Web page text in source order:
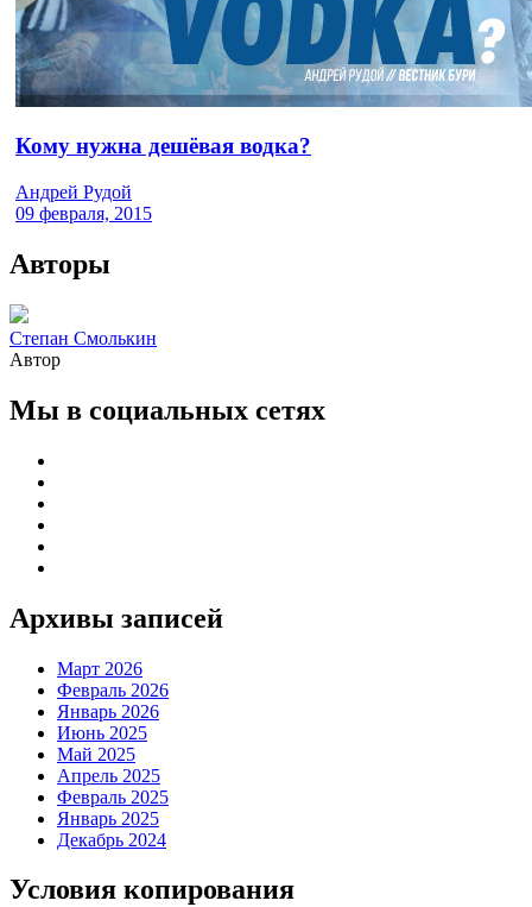
Кому нужна дешёвая водка?
Андрей Рудой
09 февраля, 2015
Авторы
Степан Смолькин
Автор
Мы в социальных сетях
Архивы записей
Март 2026
Февраль 2026
Январь 2026
Июнь 2025
Май 2025
Апрель 2025
Февраль 2025
Январь 2025
Декабрь 2024
Условия копирования